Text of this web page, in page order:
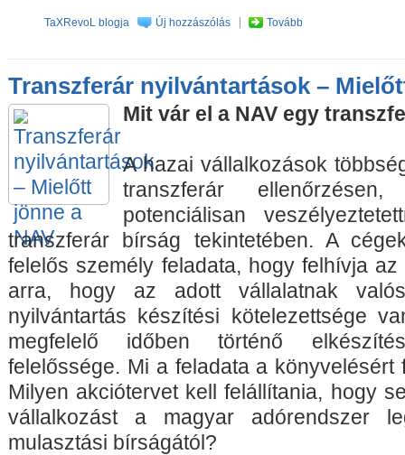
TaXRevoL blogja Új hozzászólás Tovább
Transzferár nyilvántartások –
Mit vár el a NAV egy
A hazai vállalkozások
transzferár
potenciálisan
transzferár bírság tekintetében. A
felelős személy feladata, hogy felhívja
arra, hogy az adott vállalatnak
nyilvántartás készítési kötelezettsége
megfelelő időben történő
felelőssége. Mi a feladata a könyvelésért
Milyen akciótervet kell felállítania, hogy
vállalkozást a magyar adórendszer
mulasztási bírságától?